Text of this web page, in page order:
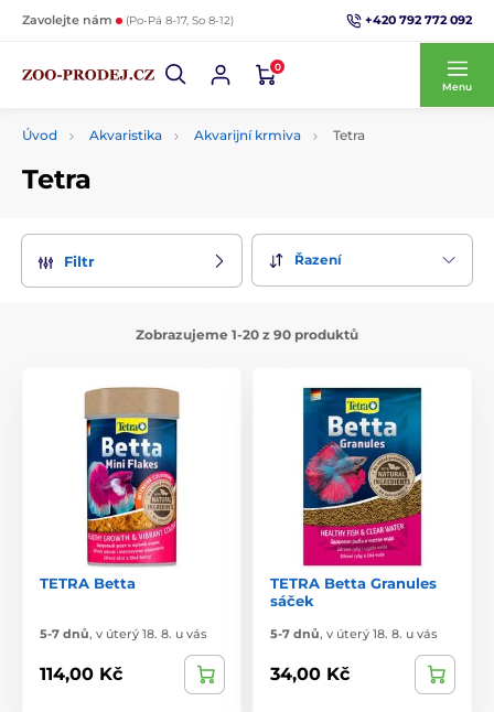
Zavolejte nám (Po-Pá 8-17, So 8-12) +420 792 772 092
0
Menu
Úvod Akvaristika Akvarijní krmiva Tetra
Tetra
Filtr Řazení
Zobrazujeme 1-20 z 90 produktů
TETRA Betta
5-7 dnů, v úterý 18. 8. u vás
114,00 Kč
TETRA Betta Granules
sáček
5-7 dnů, v úterý 18. 8. u vás
34,00 Kč